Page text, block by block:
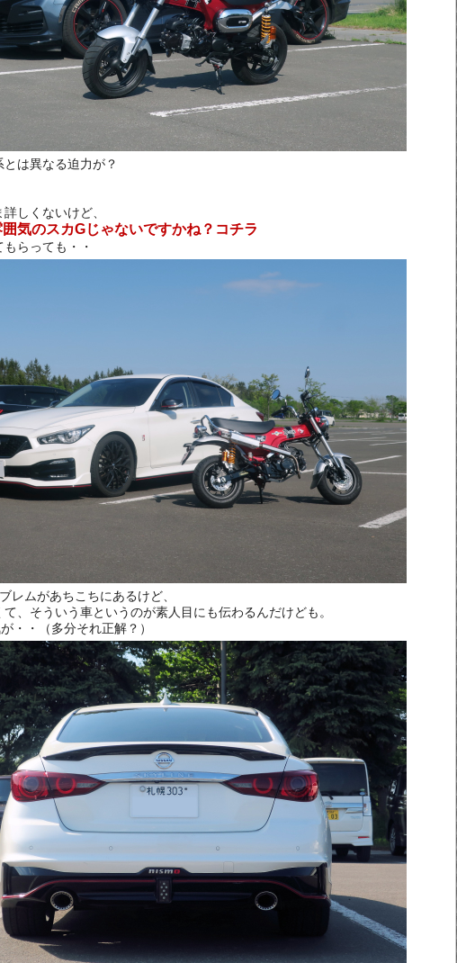
は異なる迫力が？
しくないけど、
気のスカGじゃないですかね？コチラ
らっても・・
レムがあちこちにあるけど、
、そういう車というのが素人目にも伝わるんだけども。
・・（多分それ正解？）